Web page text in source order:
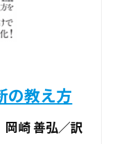
の教え方
崎 善弘／訳